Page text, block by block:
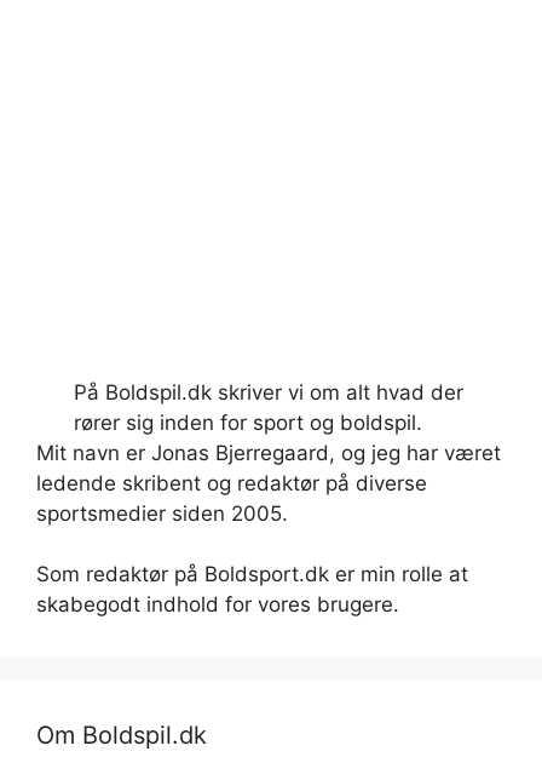
På Boldspil.dk skriver vi om alt hvad der
rører sig inden for sport og boldspil.
Mit navn er Jonas Bjerregaard, og jeg har været
ledende skribent og redaktør på diverse
sportsmedier siden 2005.
Som redaktør på Boldsport.dk er min rolle at
skabegodt indhold for vores brugere.
Om Boldspil.dk